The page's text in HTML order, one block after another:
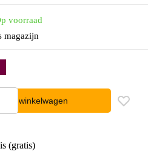
voorraad
magazijn
In winkelwagen
(gratis)